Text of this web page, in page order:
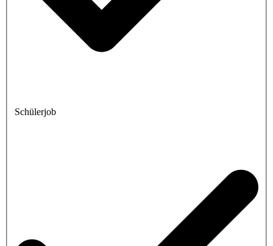
Schülerjob